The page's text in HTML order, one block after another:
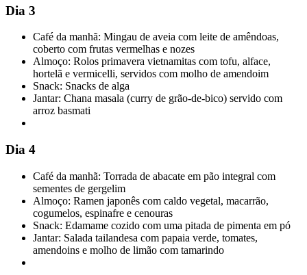
Dia 3
Café da manhã: Mingau de aveia com leite de amêndoas,
coberto com frutas vermelhas e nozes
Almoço: Rolos primavera vietnamitas com tofu, alface,
hortelã e vermicelli, servidos com molho de amendoim
Snack: Snacks de alga
Jantar: Chana masala (curry de grão-de-bico) servido com
arroz basmati
Dia 4
Café da manhã: Torrada de abacate em pão integral com
sementes de gergelim
Almoço: Ramen japonês com caldo vegetal, macarrão,
cogumelos, espinafre e cenouras
Snack: Edamame cozido com uma pitada de pimenta em pó
Jantar: Salada tailandesa com papaia verde, tomates,
amendoins e molho de limão com tamarindo